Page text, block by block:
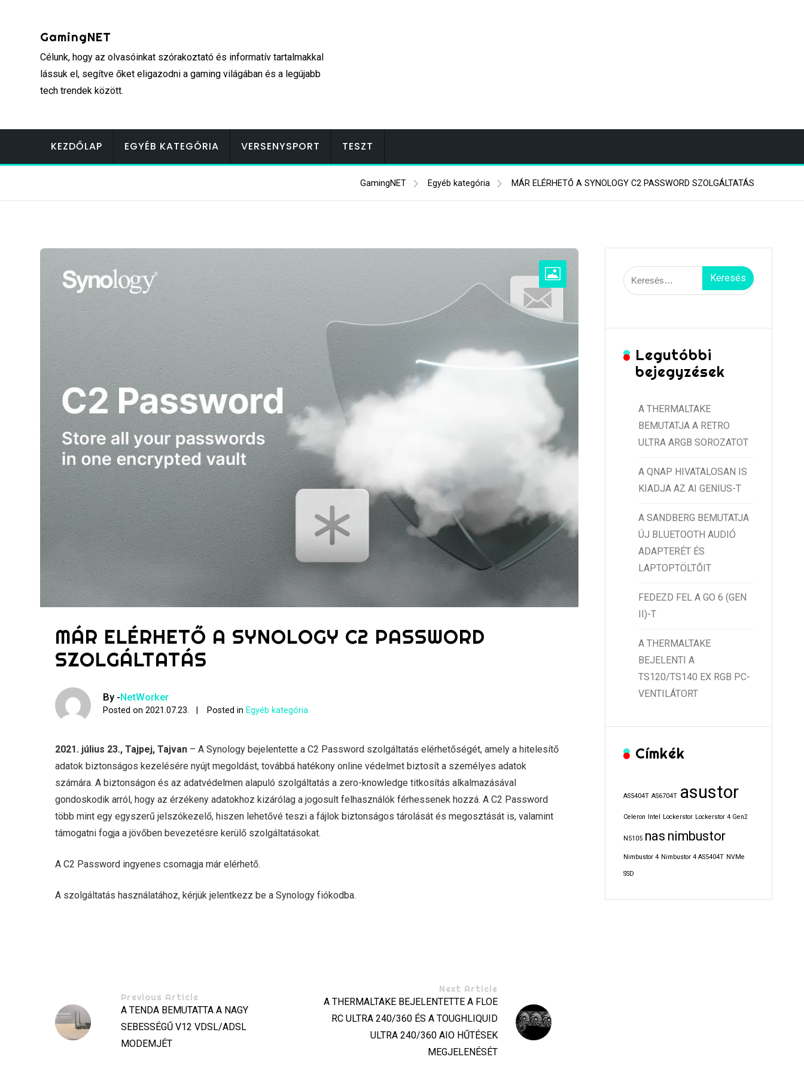
GamingNET
Célunk, hogy az olvasóinkat szórakoztató és informatív tartalmakkal
lássuk el, segítve őket eligazodni a gaming világában és a legújabb
tech trendek között.
KEZDŐLAP EGYÉB KATEGÓRIA VERSENYSPORT TESZT
GamingNET Egyéb kategória MÁR ELÉRHETŐ A SYNOLOGY C2 PASSWORD SZOLGÁLTATÁS
MÁR ELÉRHETŐ A SYNOLOGY C2 PASSWORD
SZOLGÁLTATÁS
By -NetWorker
Posted on2021.07.23. Posted in Egyéb kategória
2021. július 23., Tajpej, Tajvan – A Synology bejelentette a C2 Password szolgáltatás elérhetőségét, amely a hitelesítő
adatok biztonságos kezelésére nyújt megoldást, továbbá hatékony online védelmet biztosít a személyes adatok
számára. A biztonságon és az adatvédelmen alapuló szolgáltatás a zero-knowledge titkosítás alkalmazásával
gondoskodik arról, hogy az érzékeny adatokhoz kizárólag a jogosult felhasználók férhessenek hozzá. A C2 Password
több mint egy egyszerű jelszókezelő, hiszen lehetővé teszi a fájlok biztonságos tárolását és megosztását is, valamint
támogatni fogja a jövőben bevezetésre kerülő szolgáltatásokat.
A C2 Password ingyenes csomagja már elérhető.
A szolgáltatás használatához, kérjük jelentkezz be a Synology fiókodba.
Previous Article
A TENDA BEMUTATTA A NAGY
SEBESSÉGŰ V12 VDSL/ADSL
MODEMJÉT
Next Article
A THERMALTAKE BEJELENTETTE A FLOE
RC ULTRA 240/360 ÉS A TOUGHLIQUID
ULTRA 240/360 AIO HŰTÉSEK
MEGJELENÉSÉT
Keresés:
Legutóbbi
bejegyzések
A THERMALTAKE
BEMUTATJA A RETRO
ULTRA ARGB SOROZATOT
A QNAP HIVATALOSAN IS
KIADJA AZ AI GENIUS-T
A SANDBERG BEMUTATJA
ÚJ BLUETOOTH AUDIÓ
ADAPTERÉT ÉS
LAPTOPTÖLTŐIT
FEDEZD FEL A GO 6 (GEN
II)-T
A THERMALTAKE
BEJELENTI A
TS120/TS140 EX RGB PC-
VENTILÁTORT
Címkék
AS5404T AS6704T asustor
Celeron Intel Lockerstor Lockerstor 4 Gen2
N5105 nas nimbustor
Nimbustor 4 Nimbustor 4 AS5404T NVMe
SSD